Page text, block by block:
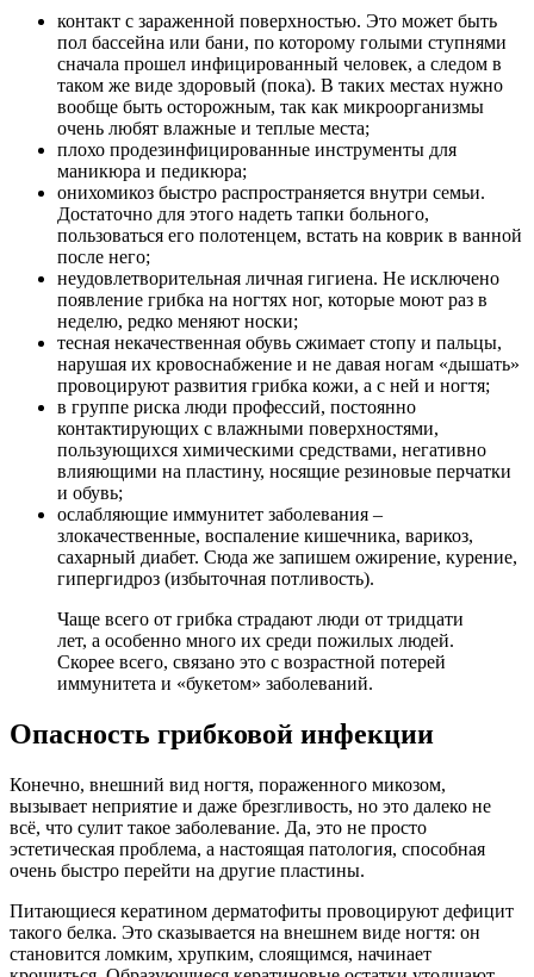
контакт с зараженной поверхностью. Это может быть
пол бассейна или бани, по которому голыми ступнями
сначала прошел инфицированный человек, а следом в
таком же виде здоровый (пока). В таких местах нужно
вообще быть осторожным, так как микроорганизмы
очень любят влажные и теплые места;
плохо продезинфицированные инструменты для
маникюра и педикюра;
онихомикоз быстро распространяется внутри семьи.
Достаточно для этого надеть тапки больного,
пользоваться его полотенцем, встать на коврик в ванной
после него;
неудовлетворительная личная гигиена. Не исключено
появление грибка на ногтях ног, которые моют раз в
неделю, редко меняют носки;
тесная некачественная обувь сжимает стопу и пальцы,
нарушая их кровоснабжение и не давая ногам «дышать»
провоцируют развития грибка кожи, а с ней и ногтя;
в группе риска люди профессий, постоянно
контактирующих с влажными поверхностями,
пользующихся химическими средствами, негативно
влияющими на пластину, носящие резиновые перчатки
и обувь;
ослабляющие иммунитет заболевания –
злокачественные, воспаление кишечника, варикоз,
сахарный диабет. Сюда же запишем ожирение, курение,
гипергидроз (избыточная потливость).
Чаще всего от грибка страдают люди от тридцати
лет, а особенно много их среди пожилых людей.
Скорее всего, связано это с возрастной потерей
иммунитета и «букетом» заболеваний.
Опасность грибковой инфекции
Конечно, внешний вид ногтя, пораженного микозом,
вызывает неприятие и даже брезгливость, но это далеко не
всё, что сулит такое заболевание. Да, это не просто
эстетическая проблема, а настоящая патология, способная
очень быстро перейти на другие пластины.
Питающиеся кератином дерматофиты провоцируют дефицит
такого белка. Это сказывается на внешнем виде ногтя: он
становится ломким, хрупким, слоящимся, начинает